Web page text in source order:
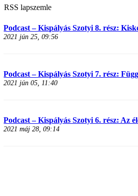
RSS lapszemle
Podcast – Kispályás Szotyi 8. rész:
2021 jún 25, 09:56
Podcast – Kispályás Szotyi 7. rész:
2021 jún 05, 11:40
Podcast – Kispályás Szotyi 6. rész: Az
2021 máj 28, 09:14